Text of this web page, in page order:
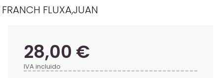
FRANCH FLUXA,JUAN
28,00 €
IVA incluido